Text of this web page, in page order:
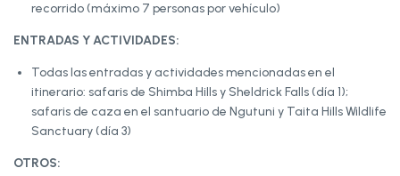
recorrido (máximo 7 personas por vehículo)
ENTRADAS Y ACTIVIDADES:
Todas las entradas y actividades mencionadas en el
itinerario: safaris de Shimba Hills y Sheldrick Falls (día 1);
safaris de caza en el santuario de Ngutuni y Taita Hills Wildlife
Sanctuary (día 3)
OTROS: